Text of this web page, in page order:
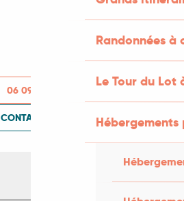
Randonnées
Le Tour du Lot
06 09 47 50
CONTACTEZ-NOUS